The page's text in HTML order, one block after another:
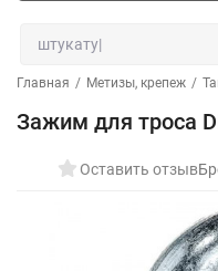
Главная / Метизы, крепеж /
Зажим для троса
Оставить отзыв